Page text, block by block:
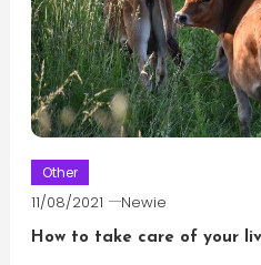
Other
11/08/2021 Newie
How to take care of your